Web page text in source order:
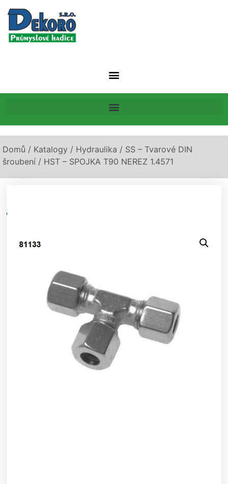
Domů / Katalogy / Hydraulika / SS – Tvarové DIN
šroubení / HST – SPOJKA T90 NEREZ 1.4571